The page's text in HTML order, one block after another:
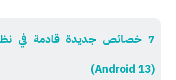
(Android 13)